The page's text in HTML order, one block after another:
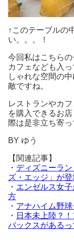
↑このテーブルの
い。。。！
今回私はこちら
カフェなども入
しゃれな空間の
敵ですね。
レストランやカ
を購入できるお
際は是非立ち寄っ
BY ゆう
【関連記事】
・ ディズニーラ
ズ・エッジ」が登
・ エンゼルス女
方
・ アナハイム野
・ 日本未上陸？
バックスがあるっ